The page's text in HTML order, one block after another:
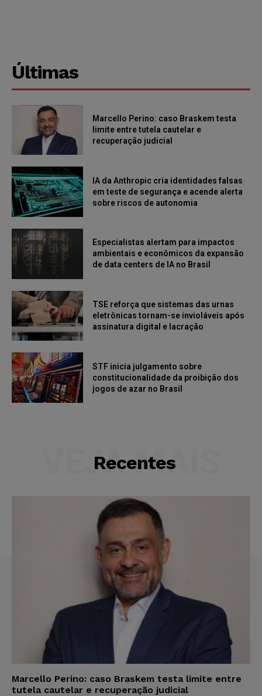
Últimas
Marcello Perino: caso Braskem testa
limite entre tutela cautelar e
recuperação judicial
IA da Anthropic cria identidades falsas
em teste de segurança e acende alerta
sobre riscos de autonomia
Especialistas alertam para impactos
ambientais e econômicos da expansão
de data centers de IA no Brasil
TSE reforça que sistemas das urnas
eletrônicas tornam-se invioláveis após
assinatura digital e lacração
STF inicia julgamento sobre
constitucionalidade da proibição dos
jogos de azar no Brasil
Recentes
VEJA MAIS
Marcello Perino: caso Braskem testa limite entre
tutela cautelar e recuperação judicial